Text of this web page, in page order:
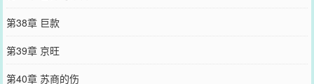
第38章 巨款
第39章 京旺
第40章 苏商的伤